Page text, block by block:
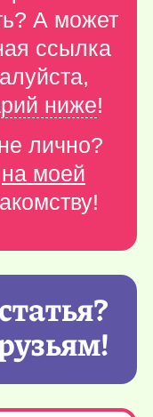
А может
ссылка
ниже!
лично?
на моей